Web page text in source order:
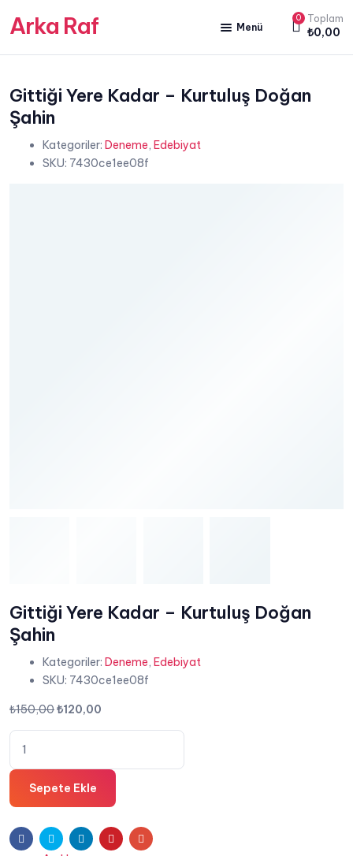
Arka Raf Menü
ANA SAYFA
HAKKIMIZDA
KİTAP SATIŞ
YAZARLARIMIZ
0 Toplam
₺0,00
Gittiği Yere Kadar – Kurtuluş Doğan
Şahin
Kategoriler: Deneme, Edebiyat
SKU: 7430ce1ee08f
Gittiği Yere Kadar – Kurtuluş Doğan
Şahin
Kategoriler: Deneme, Edebiyat
SKU: 7430ce1ee08f
₺150,00Orijinal
fiyat:
₺120,00
andaki
Gittiği
Yere
Kadar
Kurtuluş
Doğan
Şahin
Sepete Ekle
FacebookTwitter LinkedinPinterestE-